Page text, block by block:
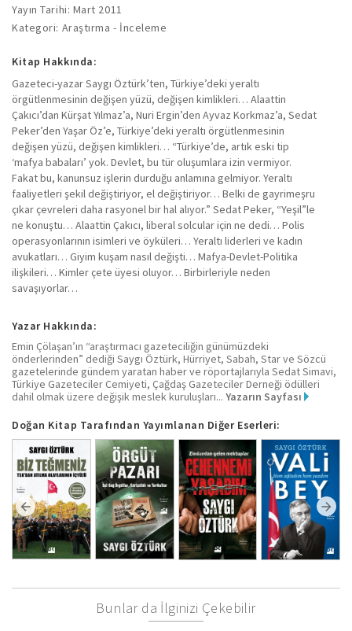
Yayın Tarihi: Mart 2011
Kategori: Araştırma - İnceleme
Kitap Hakkında:
Gazeteci-yazar Saygı Öztürk’ten, Türkiye’deki yeraltı
örgütlenmesinin değişen yüzü, değişen kimlikleri… Alaattin
Çakıcı’dan Kürşat Yılmaz’a, Nuri Ergin’den Ayvaz Korkmaz’a, Sedat
Peker’den Yaşar Öz’e, Türkiye’deki yeraltı örgütlenmesinin
değişen yüzü, değişen kimlikleri… “Türkiye’de, artık eski tip
‘mafya babaları’ yok. Devlet, bu tür oluşumlara izin vermiyor.
Fakat bu, kanunsuz işlerin durduğu anlamına gelmiyor. Yeraltı
faaliyetleri şekil değiştiriyor, el değiştiriyor… Belki de gayrimeşru
çıkar çevreleri daha rasyonel bir hal alıyor.” Sedat Peker, “Yeşil”le
ne konuştu… Alaattin Çakıcı, liberal solcular için ne dedi… Polis
operasyonlarının isimleri ve öyküleri… Yeraltı liderleri ve kadın
avukatları… Giyim kuşam nasıl değişti… Mafya-Devlet-Politika
ilişkileri… Kimler çete üyesi oluyor… Birbirleriyle neden
savaşıyorlar…
Yazar Hakkında:
Emin Çölaşan’ın “araştırmacı gazeteciliğin günümüzdeki
önderlerinden” dediği Saygı Öztürk, Hürriyet, Sabah, Star ve Sözcü
gazetelerinde gündem yaratan haber ve röportajlarıyla Sedat Simavi,
Türkiye Gazeteciler Cemiyeti, Çağdaş Gazeteciler Derneği ödülleri
dahil olmak üzere değişik meslek kuruluşları... Yazarın Sayfası
Doğan Kitap Tarafından Yayımlanan Diğer Eserleri:
Bunlar da İlginizi Çekebilir